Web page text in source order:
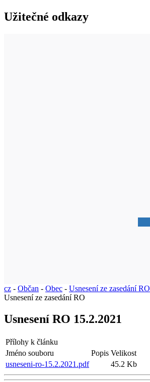
Užitečné odkazy
cz - Občan - Obec - Usnesení ze zasedání RO
Usnesení ze zasedání RO
Usnesení RO 15.2.2021
Přílohy k článku
Jméno souboru
Popis Velikost
usneseni-ro-15.2.2021.pdf
45.2 Kb